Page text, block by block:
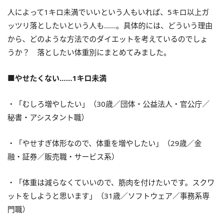
人によって1キロ未満でいいという人もいれば、5キロ以上ガ
ッツリ落としたいという人も……。具体的には、どういう理由
から、どのような方法でのダイエットを考えているのでしょ
うか？ 落としたい体重別にまとめてみました。
■やせたくない……1キロ未満
・「むしろ増やしたい」（30歳／団体・公益法人・官公庁／
秘書・アシスタント職）
・「やせすぎ体形なので、体重を増やしたい」（29歳／金
融・証券／販売職・サービス系）
・「体重は減らなくていいので、筋肉を付けたいです。スクワ
ットをしようと思います」（31歳／ソフトウェア／事務系専
門職）